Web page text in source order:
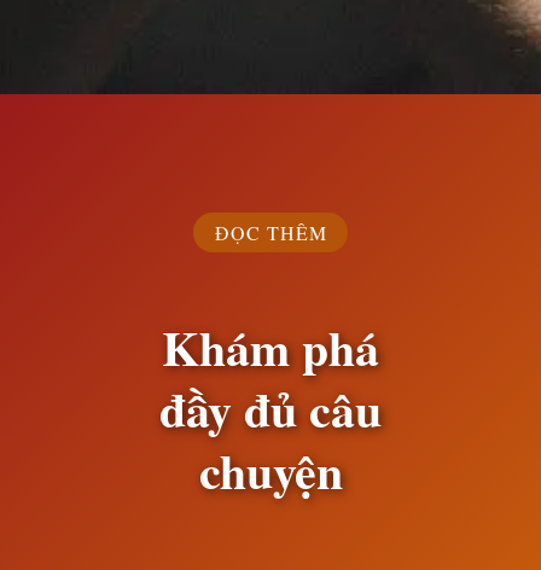
ĐỌC THÊM
Khám phá
đầy đủ câu
chuyện